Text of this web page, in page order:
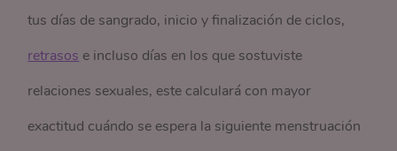
tus días de sangrado, inicio y finalización de ciclos,
retrasos e incluso días en los que sostuviste
relaciones sexuales, este calculará con mayor
exactitud cuándo se espera la siguiente menstruación